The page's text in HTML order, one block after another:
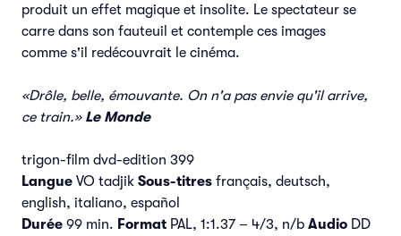
produit un effet magique et insolite. Le spectateur se
carre dans son fauteuil et contemple ces images
comme s'il redécouvrait le cinéma.
«Drôle, belle, émouvante. On n'a pas envie qu'il arrive,
ce train.» Le Monde
trigon-film dvd-edition 399
Langue VO tadjik Sous-titres français, deutsch,
english, italiano, español
Durée 99 min. Format PAL, 1:1.37 – 4/3, n/b Audio DD